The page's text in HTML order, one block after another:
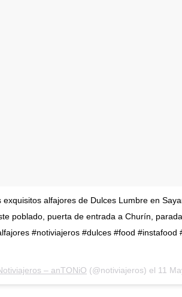
alfajores de Dulces Lumbre en
poblado, puerta de entrada a Churín,
#notiviajeros #dulces #food #instafood
– anTONiO (@notiviajeros) el 11